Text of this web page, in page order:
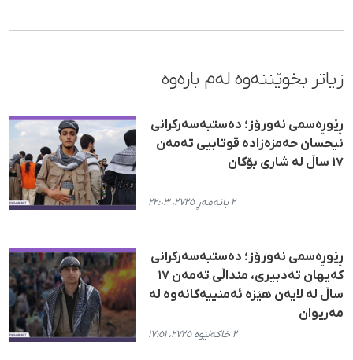
زیاتر بخوێننەوە لەم بارەوە
ڕێوڕەسمی نەورۆز؛ دەستبەسەرکرانی
ئیحسان حەمزەزادە قوتابیی تەمەن
١٧ ساڵ لە شاری بۆکان
٢ بانەمەڕ ٢٧٢٥، ٢٢:٠٣
ڕێوڕەسمی نەورۆز؛ دەستبەسەركرانی
كەیهان تەدبیری، منداڵی تەمەن ١٧
ساڵ لە لایەن هێزە ئەمنییەكانەوە لە
مەریوان
٢ خاکەلێوە ٢٧٢٥، ١٧:٥١